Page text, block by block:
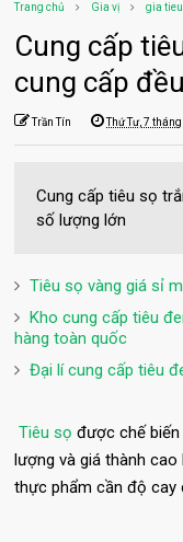
Trang chủ Gia vị gia
Cung cấp
cung cấp
Trần Tín Thứ Tư, 7
Cung cấp tiêu sọ
số lượng lớn
Tiêu sọ vàng giá sỉ
Kho cung cấp tiêu
hàng toàn quốc
Đại lí cung cấp tiêu
Tiêu sọ được chế
lượng và giá thành
thực phẩm cần độ cay